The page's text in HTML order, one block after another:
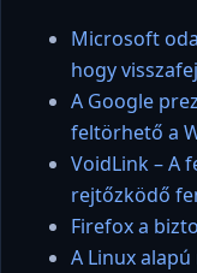
Microsoft
hogy
A Google
feltörhető a
VoidLink – A
rejtőzködő
Firefox a
A Linux